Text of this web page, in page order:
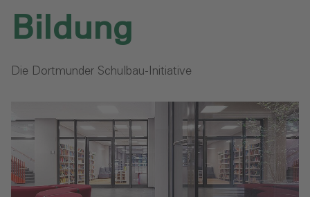
Bildung
Die Dortmunder Schulbau-Initiative